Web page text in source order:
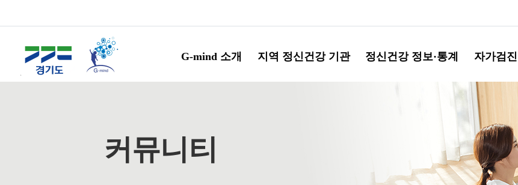
G-mind 소개 지역 정신건강 기관 정신건강 정보·통계 자가검진
커뮤니티